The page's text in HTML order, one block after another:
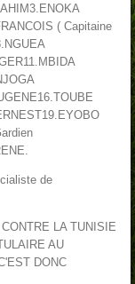
3.ENOKA
( Capitaine
11.MBIDA
16.TOUBE
19.EYOBO
de
LA TUNISIE
AU
DONC